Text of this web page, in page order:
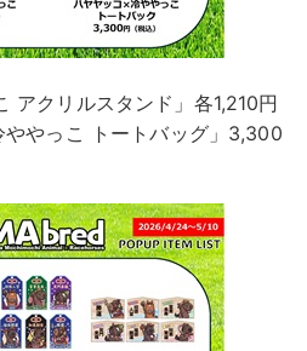
アクリルスタンド」各1,210円
やっこ トートバッグ」3,300